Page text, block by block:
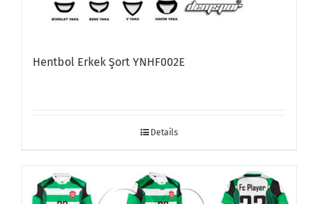
Hentbol Erkek Şort YNHF002E
Details